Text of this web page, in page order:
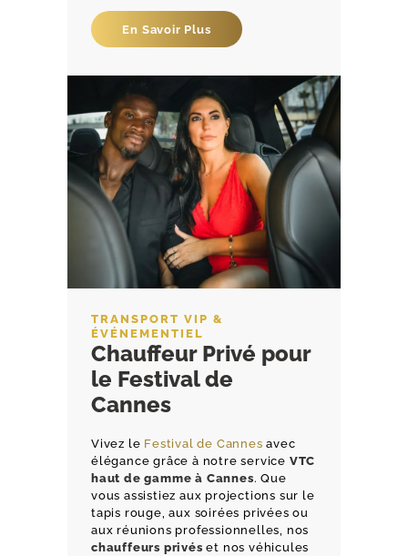
En Savoir Plus
TRANSPORT VIP &
ÉVÉNEMENTIEL
Chauffeur Privé pour
le Festival de
Cannes
Vivez le Festival de Cannes avec
élégance grâce à notre service VTC
haut de gamme à Cannes. Que
vous assistiez aux projections sur le
tapis rouge, aux soirées privées ou
aux réunions professionnelles, nos
chauffeurs privés et nos véhicules